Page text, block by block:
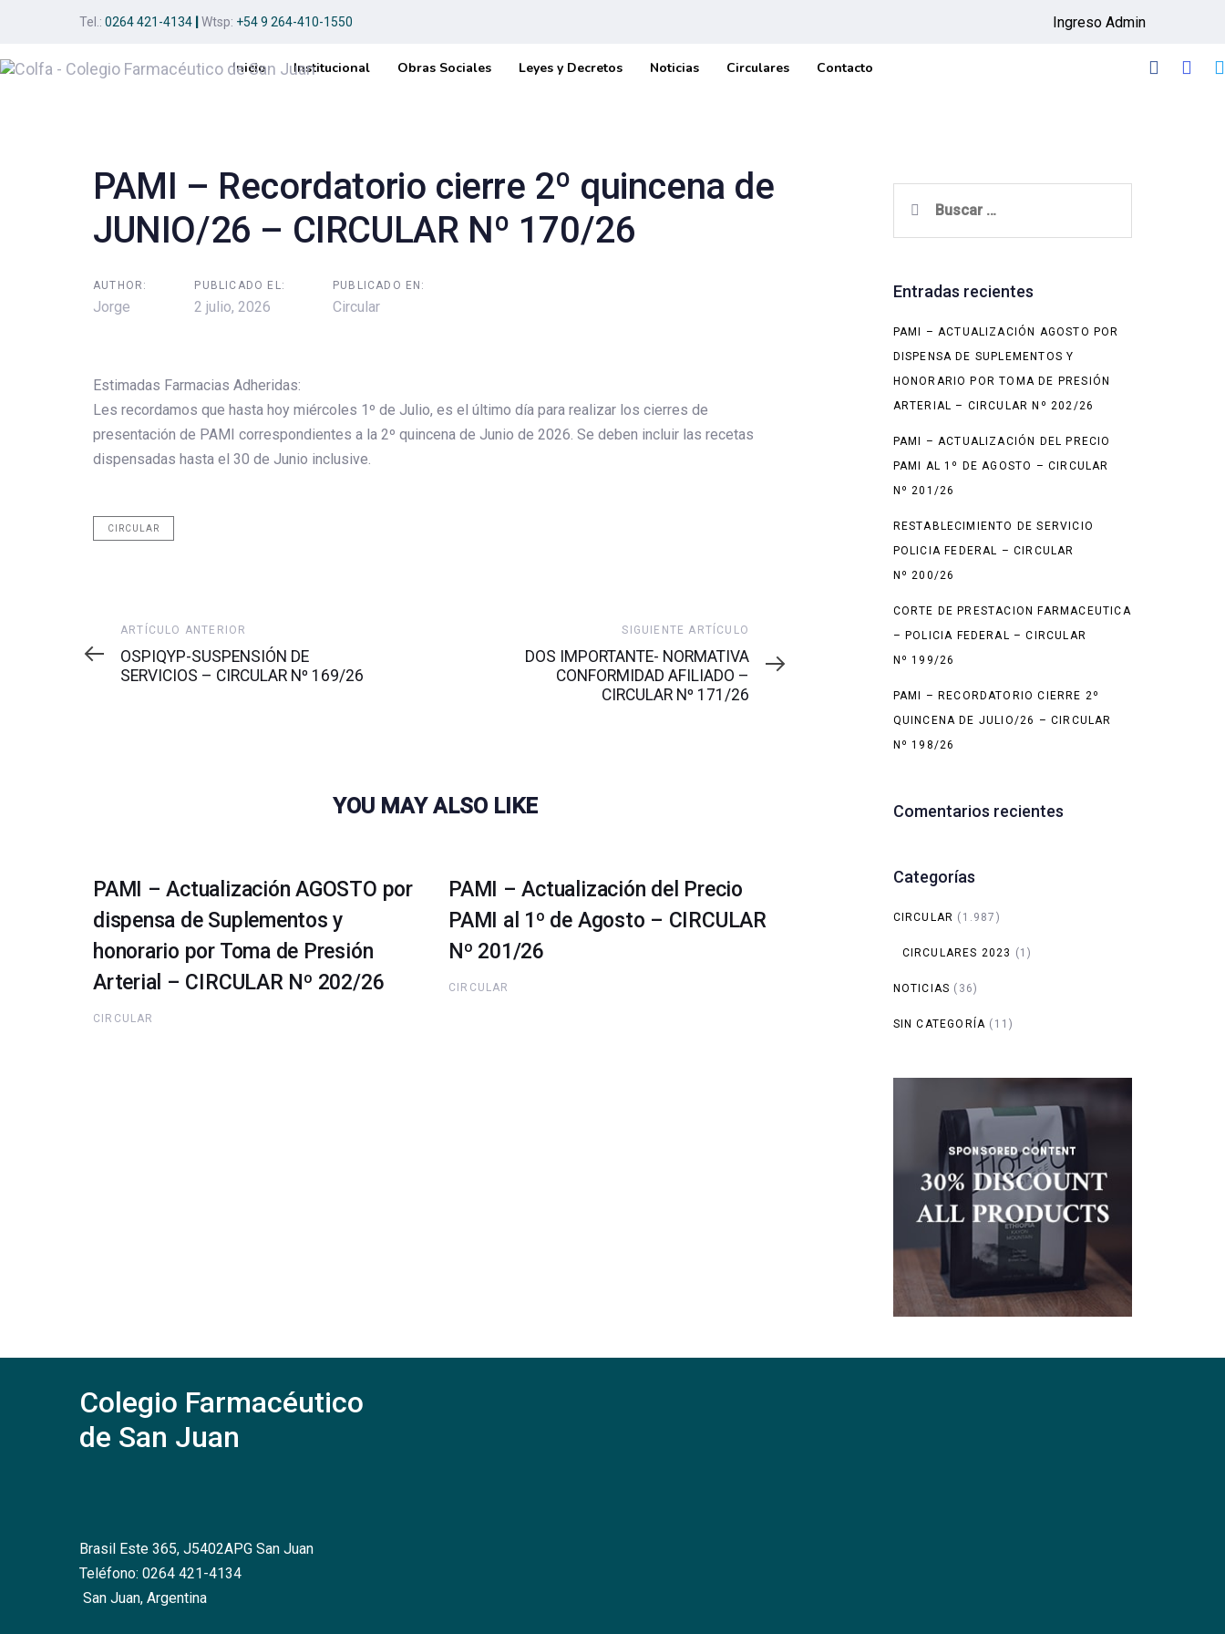
primary
Tel.: 0264 421-4134 Wtsp: +54 9 264-410-1550 Ingreso Admin
Inicio Institucional Obras Sociales Leyes y Decretos Noticias Circulares Contacto
PAMI – Recordatorio cierre 2º quincena de
JUNIO/26 – CIRCULAR Nº 170/26
AUTHOR:
Jorge
PUBLICADO EL:
2 julio, 2026
PUBLICADO EN:
Circular
Estimadas Farmacias Adheridas:
Les recordamos que hasta hoy miércoles 1º de Julio, es el último día para realizar los cierres de
presentación de PAMI correspondientes a la 2º quincena de Junio de 2026. Se deben incluir las recetas
dispensadas hasta el 30 de Junio inclusive.
CIRCULAR
Artículo
anterior
ARTÍCULO ANTERIOR
OSPIQYP-SUSPENSIÓN DE
SERVICIOS – CIRCULAR Nº 169/26
artículo
SIGUIENTE ARTÍCULO
DOS IMPORTANTE- NORMATIVA
CONFORMIDAD AFILIADO –
CIRCULAR Nº 171/26
YOU MAY ALSO LIKE
PAMI – Actualización AGOSTO por
dispensa de Suplementos y
honorario por Toma de Presión
Arterial – CIRCULAR Nº 202/26
CIRCULAR
PAMI – Actualización del Precio
PAMI al 1º de Agosto – CIRCULAR
Nº 201/26
CIRCULAR
Entradas recientes
PAMI – ACTUALIZACIÓN AGOSTO POR
DISPENSA DE SUPLEMENTOS Y
HONORARIO POR TOMA DE PRESIÓN
ARTERIAL – CIRCULAR Nº 202/26
PAMI – ACTUALIZACIÓN DEL PRECIO
PAMI AL 1º DE AGOSTO – CIRCULAR
Nº 201/26
RESTABLECIMIENTO DE SERVICIO
POLICIA FEDERAL – CIRCULAR
Nº 200/26
CORTE DE PRESTACION FARMACEUTICA
– POLICIA FEDERAL – CIRCULAR
Nº 199/26
PAMI – RECORDATORIO CIERRE 2º
QUINCENA DE JULIO/26 – CIRCULAR
Nº 198/26
Comentarios recientes
Categorías
CIRCULAR (1.987)
CIRCULARES 2023 (1)
NOTICIAS (36)
SIN CATEGORÍA (11)
Colegio Farmacéutico
de San Juan
Brasil Este 365, J5402APG San Juan
Teléfono: 0264 421-4134
San Juan, Argentina